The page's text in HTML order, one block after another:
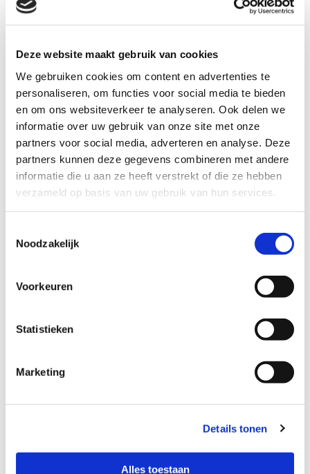
Deze website maakt gebruik van cookies
We gebruiken cookies om content en advertenties te
personaliseren, om functies voor social media te bieden
en om ons websiteverkeer te analyseren. Ook delen we
informatie over uw gebruik van onze site met onze
partners voor social media, adverteren en analyse. Deze
partners kunnen deze gegevens combineren met andere
informatie die u aan ze heeft verstrekt of die ze hebben
verzameld op basis van uw gebruik van hun services.
Noodzakelijk
Voorkeuren
Statistieken
Marketing
Details tonen
Alles toestaan
snuffelendesnuit@hotmail.com
Naam*
E-mail*
Bericht